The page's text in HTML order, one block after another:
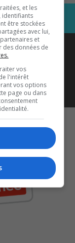
diffusé
sur…
et les
identifiants
être stockées
avec lui,
et
des données de
vos
l'intérêt
vos options
page ou dans